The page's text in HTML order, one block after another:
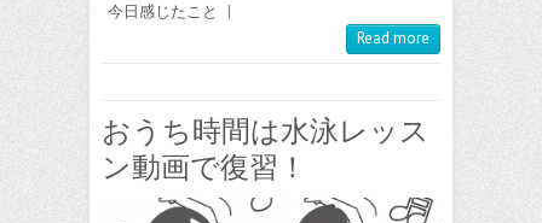
今日感じたこと
|
Read more
おうち時間は水泳レッス
ン動画で復習！